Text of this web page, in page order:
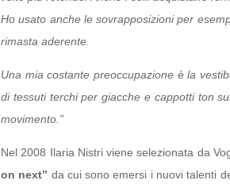
Ho usato anche le sovrapposizioni per
rimasta aderente.
Una mia costante preoccupazione è la
di tessuti terchi per giacche e cappotti ton
movimento.”
Nel 2008 Ilaria Nistri viene selezionata da
on next” da cui sono emersi i nuovi talenti